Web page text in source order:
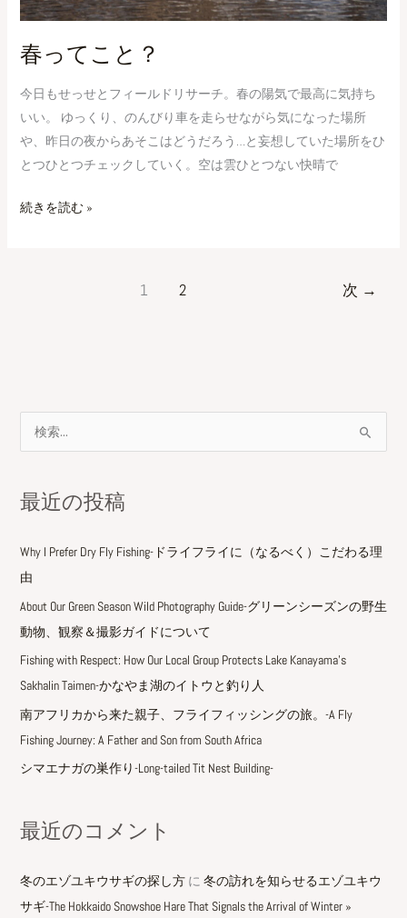
春ってこと？
今日もせっせとフィールドリサーチ。春の陽気で最高に気持ち
いい。 ゆっくり、のんびり車を走らせながら気になった場所
や、昨日の夜からあそこはどうだろう…と妄想していた場所をひ
とつひとつチェックしていく。空は雲ひとつない快晴で
続きを読む »
1 2 次 →
象
最近の投稿
Why I Prefer Dry Fly Fishing-ドライフライに（なるべく）こだわる理
由
About Our Green Season Wild Photography Guide-グリーンシーズンの野生
動物、観察＆撮影ガイドについて
Fishing with Respect: How Our Local Group Protects Lake Kanayama’s
Sakhalin Taimen-かなやま湖のイトウと釣り人
南アフリカから来た親子、フライフィッシングの旅。-A Fly
Fishing Journey: A Father and Son from South Africa
シマエナガの巣作り-Long-tailed Tit Nest Building-
最近のコメント
冬のエゾユキウサギの探し方に 冬の訪れを知らせるエゾユキウ
サギ-The Hokkaido Snowshoe Hare That Signals the Arrival of Winter »